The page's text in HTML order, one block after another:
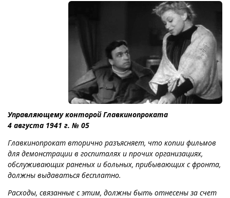
Управляющему конторой Главкинопроката
4 августа 1941 г. № 05
Главкинопрокат вторично разъясняет, что копии фильмов
для демонстрации в госпиталях и прочих организациях,
обслуживающих раненых и больных, прибывающих с фронта,
должны выдаваться бесплатно.
Расходы, связанные с этим, должны быть отнесены за счет